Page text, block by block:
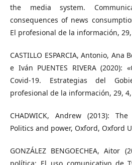
the media system.
consequences of news
El profesional de la información,
CASTILLO ESPARCIA, Antonio, Ana
e Iván PUENTES RIVERA (2020):
Covid-19. Estrategias del
profesional de la información, 29,
CHADWICK, Andrew (2013):
Politics and power, Oxford, Oxford
GONZÁLEZ BENGOECHEA, Aitor